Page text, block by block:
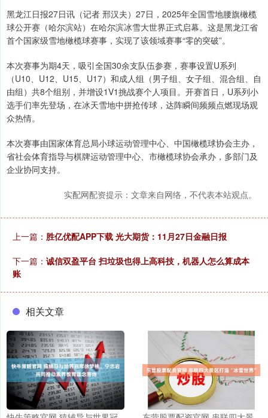
黑龙江日报27日讯（记者 邢汉夫）27日，2025年全国雪地腰旗橄榄
球公开赛（哈尔滨站）在哈尔滨冰雪大世界正式启幕。这是黑龙江省
首个国家级雪地橄榄球赛事，实现了该领域赛事“零的突破”。
本次赛事为期4天，吸引全国30余支队伍参赛，赛事设置U系列
（U10、U12、U15、U17）和成人组（男子组、女子组、混合组、自
由组）共8个组别，并增设1V1挑战赛个人项目。开赛首日，U系列小
选手们率先登场，在冰天雪地中拼抢传球，达阵瞬间频频点燃现场观
众热情。
本次赛事由国家体育总局小球运动管理中心、中国橄榄球协会主办，
省社会体育指导与棋牌运动管理中心、市橄榄球协会承办，多部门及
企业协同支持。
实配网配资提示：文章来自网络，不代表本站观点。
上一篇： 胜亿优配APP下载 光大期货：11月27日金融日报
下一篇： 诚信双盈平台 扫垃圾也得上高科技，机器人怎么算成本
账
相关文章